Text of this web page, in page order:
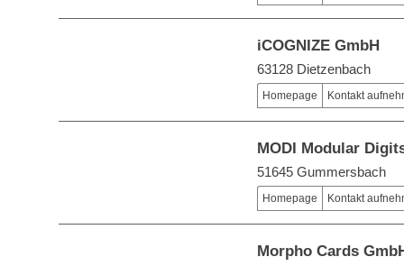
iCOGNIZE GmbH
63128 Dietzenbach
Homepage Kontakt
MODI Modular
51645 Gummersbach
Homepage Kontakt
Morpho Cards